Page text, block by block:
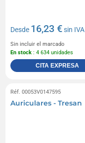
Desde 16,23 €sin IVA
Sin incluir el marcado
En stock : 4 634 unidades
CITA EXPRESA
Réf. 00053V0147595
Auriculares - Tresan